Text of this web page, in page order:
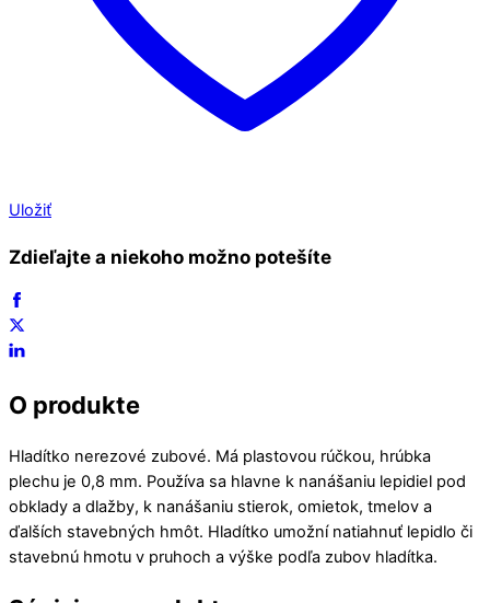
Uložiť
Zdieľajte a niekoho možno potešíte
O produkte
Hladítko nerezové zubové. Má plastovou rúčkou, hrúbka
plechu je 0,8 mm. Používa sa hlavne k nanášaniu lepidiel pod
obklady a dlažby, k nanášaniu stierok, omietok, tmelov a
ďalších stavebných hmôt. Hladítko umožní natiahnuť lepidlo či
stavebnú hmotu v pruhoch a výške podľa zubov hladítka.